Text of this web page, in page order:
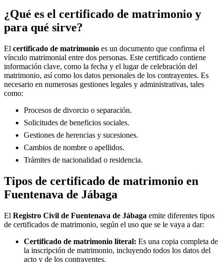
¿Qué es el certificado de matrimonio y
para qué sirve?
El certificado de matrimonio es un documento que confirma el
vínculo matrimonial entre dos personas. Este certificado contiene
información clave, como la fecha y el lugar de celebración del
matrimonio, así como los datos personales de los contrayentes. Es
necesario en numerosas gestiones legales y administrativas, tales
como:
Procesos de divorcio o separación.
Solicitudes de beneficios sociales.
Gestiones de herencias y sucesiones.
Cambios de nombre o apellidos.
Trámites de nacionalidad o residencia.
Tipos de certificado de matrimonio en
Fuentenava de Jábaga
El Registro Civil de Fuentenava de Jábaga emite diferentes tipos
de certificados de matrimonio, según el uso que se le vaya a dar:
Certificado de matrimonio literal: Es una copia completa de
la inscripción de matrimonio, incluyendo todos los datos del
acto y de los contrayentes.